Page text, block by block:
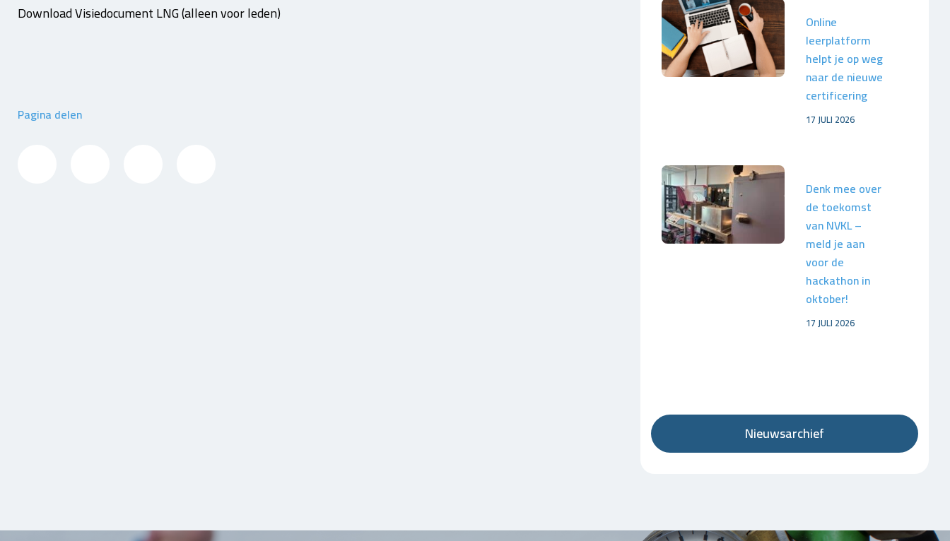
Download Visiedocument LNG (alleen voor leden)
Pagina delen
Online
leerplatform
helpt je op weg
naar de nieuwe
certificering
17 JULI 2026
Denk mee over
de toekomst
van NVKL –
meld je aan
voor de
hackathon in
oktober!
17 JULI 2026
Nieuwsarchief